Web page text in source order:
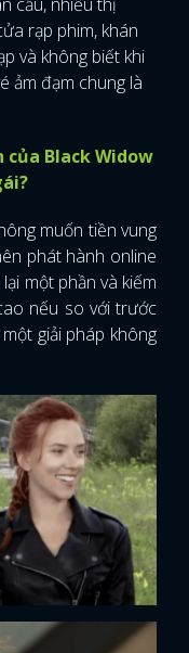
rạp phim, khán
và không biết khi
ảm đạm chung là
của Black Widow
muốn tiền vung
phát hành online
một phần và kiếm
nếu so với trước
giải pháp không